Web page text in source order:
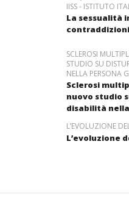
IISS - ISTITUTO
La sessualità
contraddizioni
SCLEROSI
STUDIO SU
NELLA PERSONA
Sclerosi
nuovo studio
disabilità
L’EVOLUZIONE
L’evoluzione